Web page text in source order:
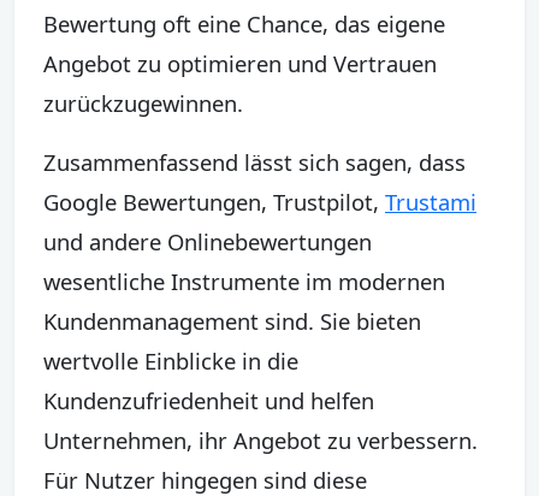
Bewertung oft eine Chance, das eigene
Angebot zu optimieren und Vertrauen
zurückzugewinnen.
Zusammenfassend lässt sich sagen, dass
Google Bewertungen, Trustpilot, Trustami
und andere Onlinebewertungen
wesentliche Instrumente im modernen
Kundenmanagement sind. Sie bieten
wertvolle Einblicke in die
Kundenzufriedenheit und helfen
Unternehmen, ihr Angebot zu verbessern.
Für Nutzer hingegen sind diese